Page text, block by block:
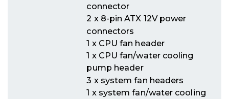
connector
2 x 8-pin ATX 12V power
connectors
1 x CPU fan header
1 x CPU fan/water cooling
pump header
3 x system fan headers
1 x system fan/water cooling